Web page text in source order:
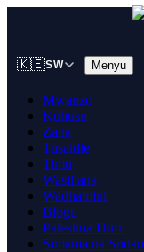
🇰🇪SW Menyu
Mwanzo
Kuhusu
Zana
Tusaidie
Timu
Wasiliana
Wadhamini
Blogu
Palestina Huru
Simama na Sudan